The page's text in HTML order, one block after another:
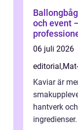
och event
06 juli 2026
editorial,
Kaviar är
hantverk